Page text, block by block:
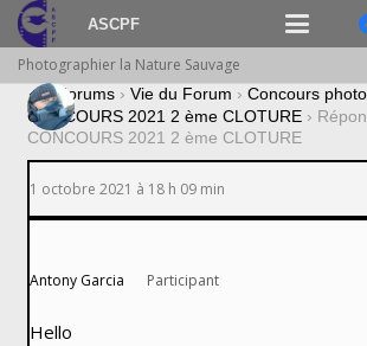
ASCPF
Photographier la Nature Sauvage
› Forums › Vie du Forum › Concours photo
CONCOURS 2021 2 ème CLOTURE ›
CONCOURS 2021 2 ème CLOTURE
1 octobre 2021 à 18 h 09 min
Antony Garcia Participant
Hello